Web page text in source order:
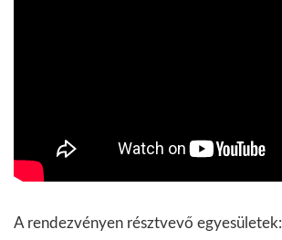
A rendezvényen résztvevő egyesületek: